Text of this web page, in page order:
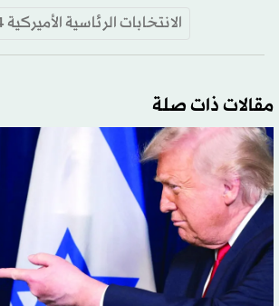
الانتخابات الرئاسية الأميركية 2024
مقالات ذات صلة